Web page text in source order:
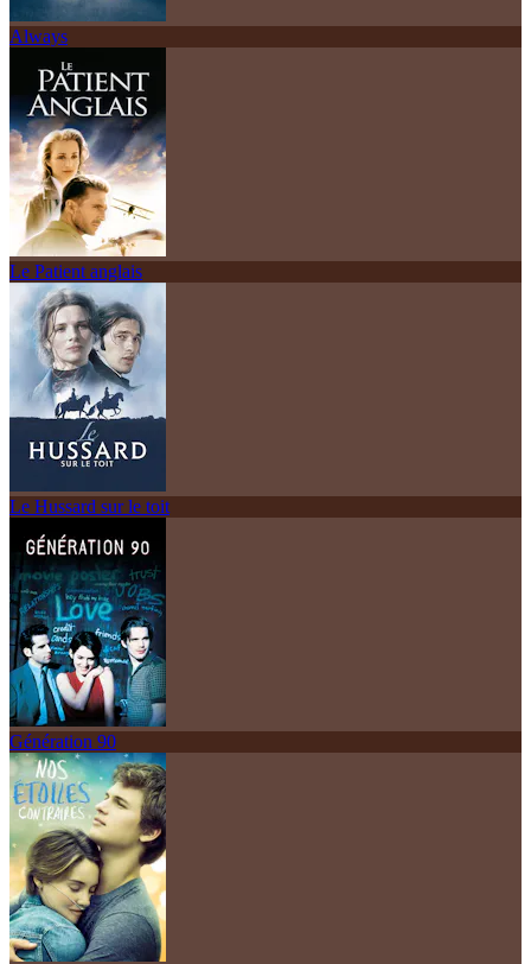
Always
Le Patient anglais
Le Hussard sur le toit
Génération 90